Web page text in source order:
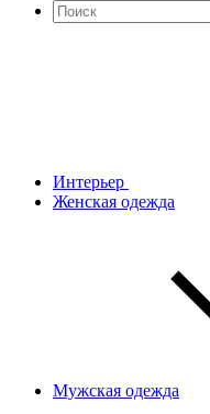
Интерьер
Женская одежда
Мужская одежда